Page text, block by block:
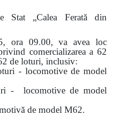
Stat „Calea Ferată din
ora 09.00, va avea loc
comercializarea a 62
de loturi, inclusiv:
locomotive de model
de model
de model M62.